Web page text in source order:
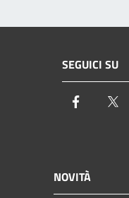
SEGUICI SU
Facebook
NOVITÀ